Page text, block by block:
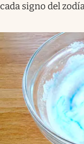
cada signo del